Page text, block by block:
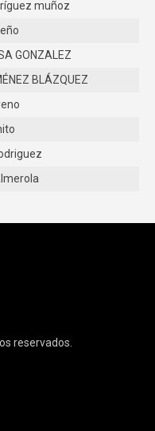
muñoz
GONZALEZ
BLÁZQUEZ
reservados.